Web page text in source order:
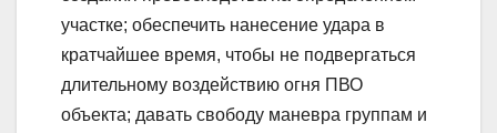
участке; обеспечить нанесение удара в
кратчайшее время, чтобы не подвергаться
длительному воздействию огня ПВО
объекта; давать свободу маневра группам и